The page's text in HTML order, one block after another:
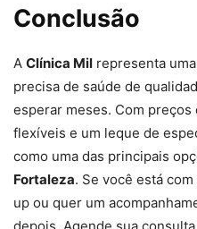
Conclusão
A Clínica Mil representa
precisa de saúde de
esperar meses. Com
flexíveis e um leque de
como uma das principais
Fortaleza. Se você está
up ou quer um